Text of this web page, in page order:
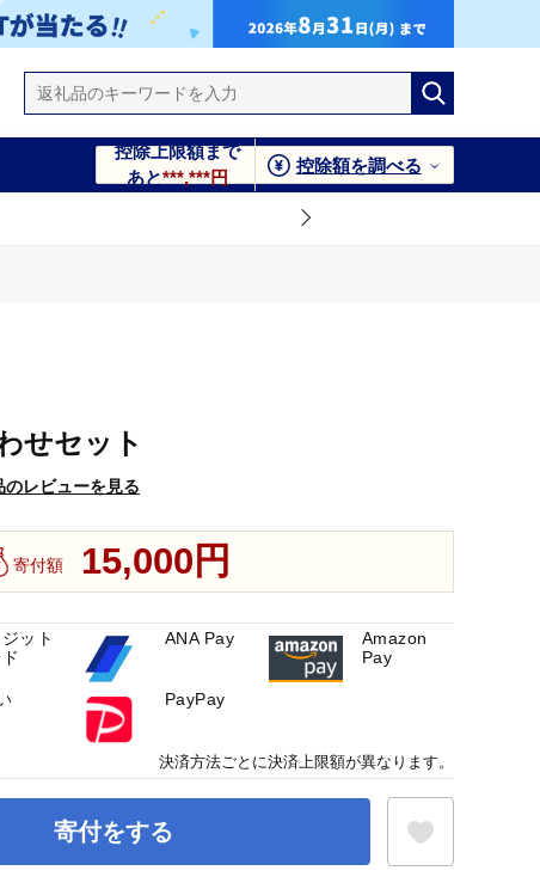
控除上限額まで
あと***,***円
控除額を調べる
せセット
のレビューを見る
寄付額 15,000円
寄付をする
ット
ANA Pay
Amazon
Pay
PayPay
決済方法ごとに決済上限額が異なります。